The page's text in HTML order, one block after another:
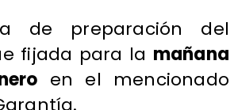
de preparación del
fijada para la mañana
en el mencionado